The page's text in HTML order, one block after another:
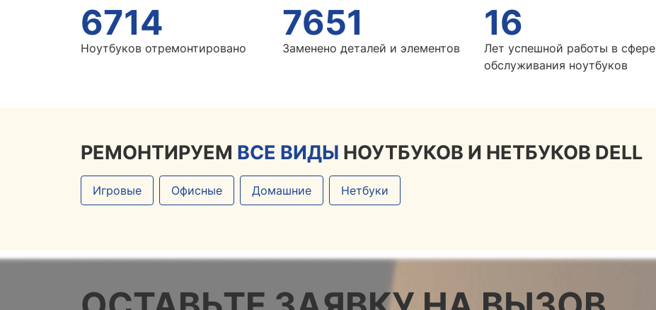
6714
Ноутбуков отремонтировано
7651
Заменено деталей и элементов
16
Лет успешной работы в сфере
обслуживания ноутбуков
РЕМОНТИРУЕМ ВСЕ ВИДЫ НОУТБУКОВ И НЕТБУКОВ DELL
Игровые Офисные Домашние Нетбуки